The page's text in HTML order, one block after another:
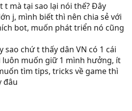
t mà tại sao lại nói thế? Đây
j, mình biết thì nên chia sẻ với
bot, muốn phát triển nó cũng
sao chứ t thấy dân VN có 1 cái
luôn muốn giữ 1 mình hưởng, ít
tìm tips, tricks về game thì
đâu